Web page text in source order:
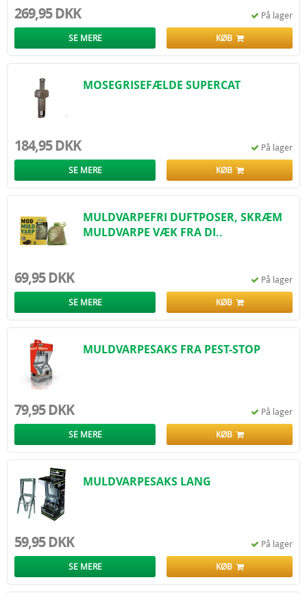
269,95 DKK På lager
SE MERE KØB
MOSEGRISEFÆLDE SUPERCAT
184,95 DKK På lager
SE MERE KØB
MULDVARPEFRI DUFTPOSER, SKRÆM
MULDVARPE VÆK FRA DI..
69,95 DKK På lager
SE MERE KØB
MULDVARPESAKS FRA PEST-STOP
79,95 DKK På lager
SE MERE KØB
MULDVARPESAKS LANG
59,95 DKK På lager
SE MERE KØB